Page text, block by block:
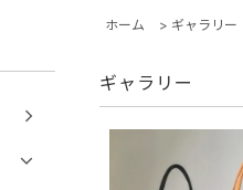
ホーム > ギャラリー
ギャラリー